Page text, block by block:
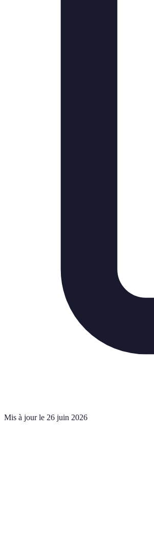
Mis à jour le 26 juin 2026